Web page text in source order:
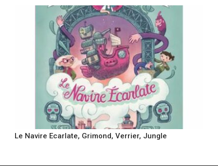
Le Navire Ecarlate, Grimond, Verrier, Jungle